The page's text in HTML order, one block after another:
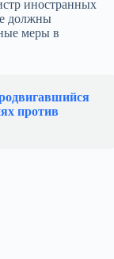
иностранных
должны
меры в
против